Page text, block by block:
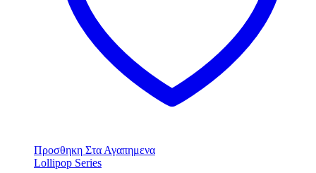
Προσθηκη Στα Αγαπημενα
Lollipop Series